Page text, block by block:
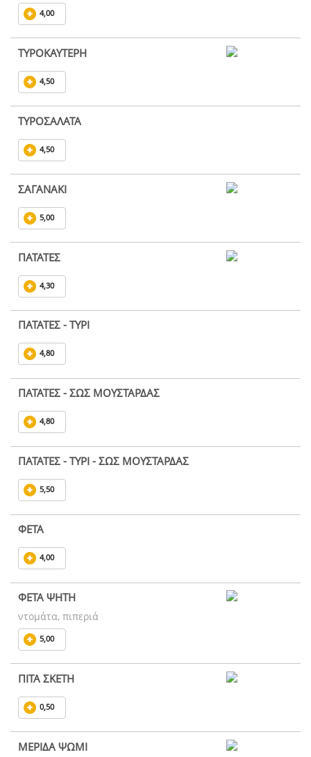
4,00
ΤΥΡΟΚΑΥΤΕΡΗ
4,50
ΤΥΡΟΣΑΛΑΤΑ
4,50
ΣΑΓΑΝΑΚΙ
5,00
ΠΑΤΑΤΕΣ
4,30
ΠΑΤΑΤΕΣ - ΤΥΡΙ
4,80
ΠΑΤΑΤΕΣ - ΣΩΣ ΜΟΥΣΤΑΡΔΑΣ
4,80
ΠΑΤΑΤΕΣ - ΤΥΡΙ - ΣΩΣ ΜΟΥΣΤΑΡΔΑΣ
5,50
ΦΕΤΑ
4,00
ΦΕΤΑ ΨΗΤΗ
ντομάτα, πιπεριά
5,00
ΠΙΤΑ ΣΚΕΤΗ
0,50
ΜΕΡΙΔΑ ΨΩΜΙ